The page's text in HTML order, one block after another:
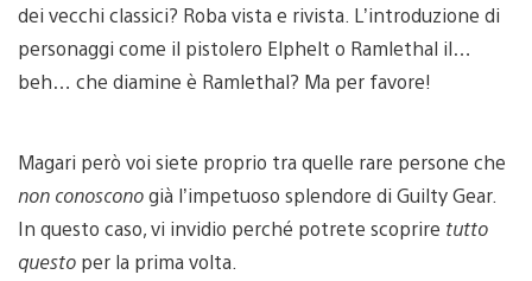
dei vecchi classici? Roba vista e rivista. L’introduzione di
personaggi come il pistolero Elphelt o Ramlethal il…
beh… che diamine è Ramlethal? Ma per favore!
Magari però voi siete proprio tra quelle rare persone che
non conosconogià l’impetuoso splendore di Guilty Gear.
In questo caso, vi invidio perché potrete scoprire tutto
questo per la prima volta.